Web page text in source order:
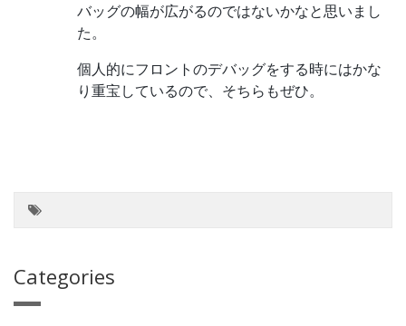
バッグの幅が広がるのではないかなと思いまし
た。
個人的にフロントのデバッグをする時にはかな
り重宝しているので、そちらもぜひ。
Categories